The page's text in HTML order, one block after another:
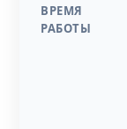
ВРЕМЯ
РАБОТЫ